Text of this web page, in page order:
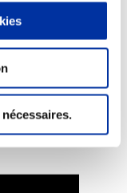
et durable